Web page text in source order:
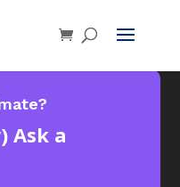
Ask a